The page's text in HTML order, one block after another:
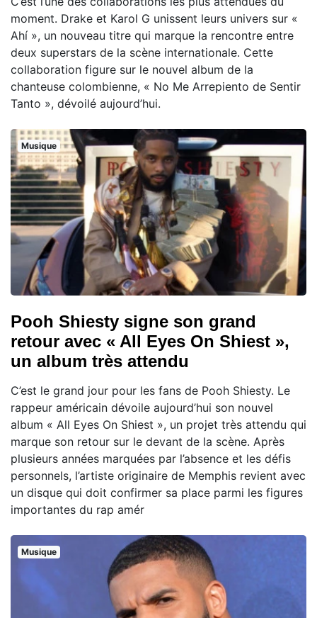
moment. Drake et Karol G unissent leurs univers sur «
Ahí », un nouveau titre qui marque la rencontre entre
deux superstars de la scène internationale. Cette
collaboration figure sur le nouvel album de la
chanteuse colombienne, « No Me Arrepiento de Sentir
Tanto », dévoilé aujourd’hui.
Musique
Pooh Shiesty signe son grand
retour avec « All Eyes On Shiest »,
un album très attendu
C’est le grand jour pour les fans de Pooh Shiesty. Le
rappeur américain dévoile aujourd’hui son nouvel
album « All Eyes On Shiest », un projet très attendu qui
marque son retour sur le devant de la scène. Après
plusieurs années marquées par l’absence et les défis
personnels, l’artiste originaire de Memphis revient avec
un disque qui doit confirmer sa place parmi les figures
importantes du rap amér
Musique